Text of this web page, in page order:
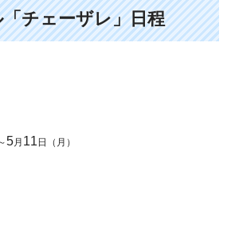
チェーザレ」日程
5月 11日（月）